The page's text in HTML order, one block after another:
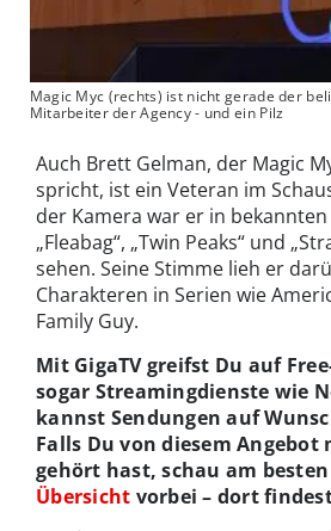
Magic Myc (rechts) ist nicht gerade der
Mitarbeiter der Agency - und ein Pilz
Auch Brett Gelman, der Magic
spricht, ist ein Veteran im
der Kamera war er in
„Fleabag“, „Twin Peaks“ und
sehen. Seine Stimme lieh er
Charakteren in Serien wie
Family Guy.
Mit GigaTV greifst Du auf
sogar Streamingdienste wie
kannst Sendungen auf
Falls Du von diesem Angebot
gehört hast, schau am
Übersicht vorbei – dort